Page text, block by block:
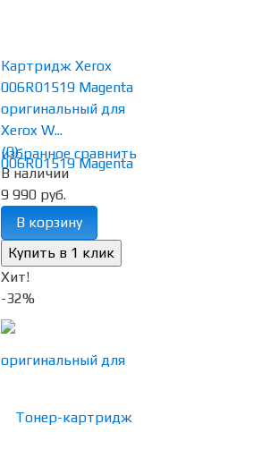
избранное сравнить
Картридж Xerox
006R01519 Magenta
оригинальный для
Xerox W...
(0)
В наличии
9 990 руб.
В корзину
Хит!
-32%